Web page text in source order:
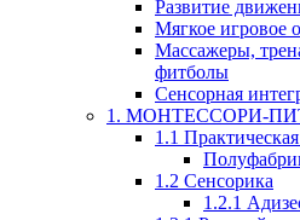
Развитие
Мягкое игровое
Массажеры,
фитболы
Сенсорная
1. МОНТЕССОРИ-
1.1
1.2 Сенсорика
1.2.1